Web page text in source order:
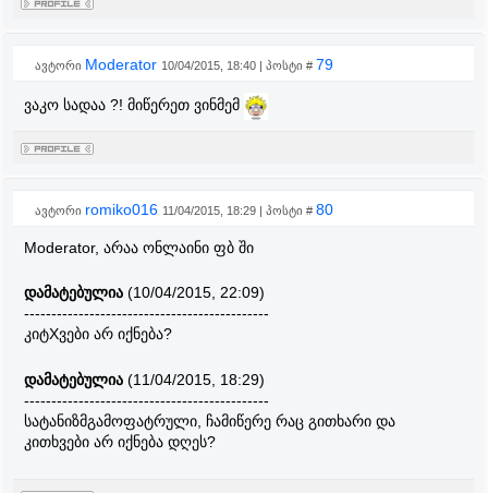
ავტორი Moderator 10/04/2015, 18:40 | პოსტი # 79
ვაკო სადაა ?! მიწერეთ ვინმემ
ავტორი romiko016 11/04/2015, 18:29 | პოსტი # 80
Moderator, არაა ონლაინი ფბ ში
დამატებულია (10/04/2015, 22:09)
---------------------------------------------
კიტXვები არ იქნება?
დამატებულია (11/04/2015, 18:29)
---------------------------------------------
სატანიზმგამოფატრული, ჩამიწერე რაც გითხარი და
კითხვები არ იქნება დღეს?